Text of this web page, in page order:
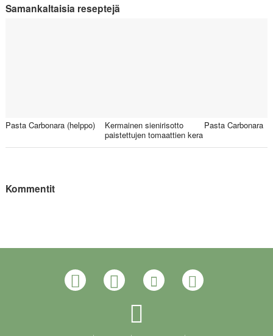
Samankaltaisia reseptejä
Pasta Carbonara (helppo)
Kermainen sienirisotto
paistettujen tomaattien kera
Pasta Carbonara
Kommentit